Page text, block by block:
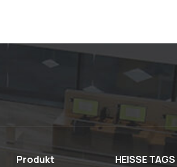
Produkt HEISSE TAGS